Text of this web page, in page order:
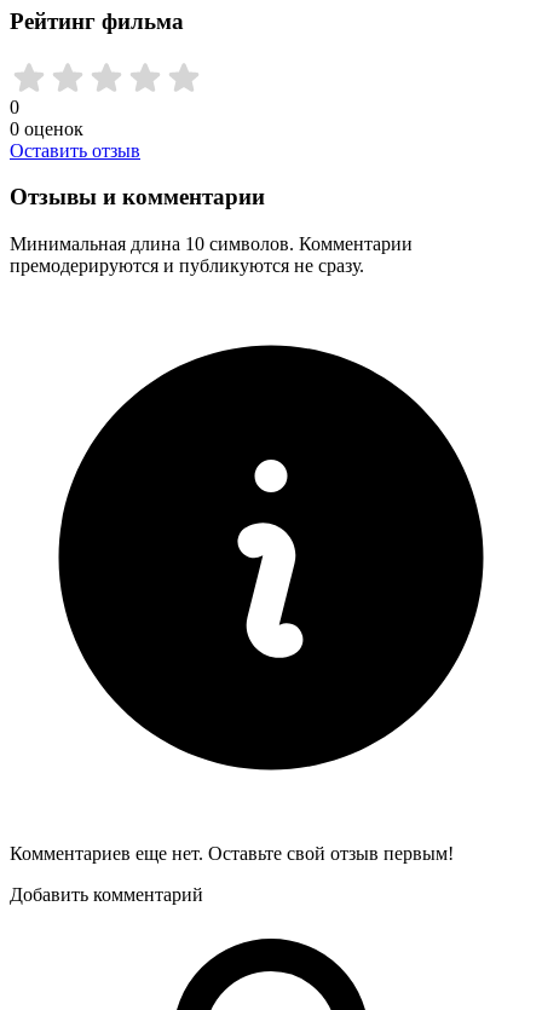
Рейтинг фильма
0
0 оценок
Оставить отзыв
Отзывы и комментарии
Минимальная длина 10 символов. Комментарии
премодерируются и публикуются не сразу.
Комментариев еще нет. Оставьте свой отзыв первым!
Добавить комментарий